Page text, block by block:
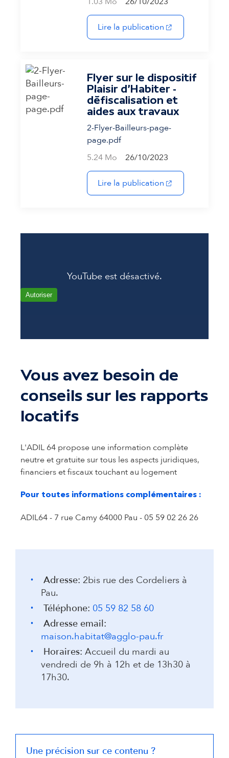
Lire la publication (s'ouvre dans
Flyer sur le dispositif
Plaisir d'Habiter -
défiscalisation et
aides aux travaux
2-Flyer-Bailleurs-page-
page.pdf
5.24 Mo
26/10/2023
Lire la publication (s'ouvre dans
YouTube est désactivé.
Autoriser
Vous avez besoin de
conseils sur les rapports
locatifs
L'ADIL 64 propose une information complète
neutre et gratuite sur tous les aspects juridiques,
financiers et fiscaux touchant au logement
Pour toutes informations complémentaires :
ADIL64 - 7 rue Camy 64000 Pau - 05 59 02 26 26
Adresse: 2bis rue des Cordeliers à
Pau.
Téléphone: 05 59 82 58 60
Adresse email:
maison.habitat@agglo-pau.fr
Horaires: Accueil du mardi au
vendredi de 9h à 12h et de 13h30 à
17h30.
Une précision sur ce contenu ?